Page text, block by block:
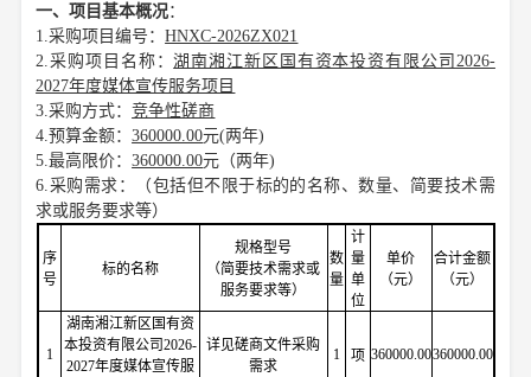
一、项目基本概况：
1 .采购项目编号：HNXC-2026ZX021
2 采购项目名称：湖南湘江新区国有资本投资有限公司 2026-
2027年度媒体宣传服务项目
3.采购方式：竞争性磋商
4 .预算金额：360000.00元(两年)
5 .最高限价：360000.00元 （两年)
6 采购需求：（包括但不限于标的的名称、数量、简要技术需
求或服务要求等）
序
号
标的名称
规格型号
（简要技术需求或
服务要求等）
数
量
计
量
单
位
单价
（元）
合计金额
（元）
1
湖南湘江新区国有资
本投资有限公司2026-
2027年度媒体宣传服
详见磋商文件采购
需求
1 项 360000.00360000.00